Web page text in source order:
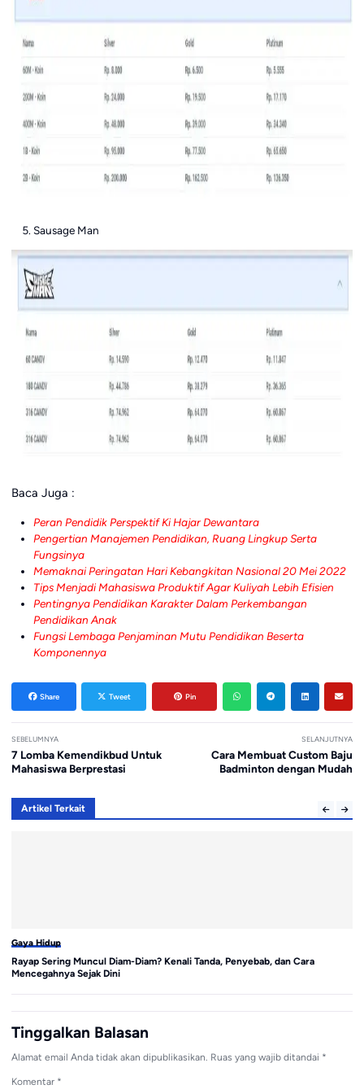
Sausage Man
Baca Juga :
Peran Pendidik Perspektif Ki Hajar Dewantara
Pengertian Manajemen Pendidikan, Ruang Lingkup Serta
Fungsinya
Memaknai Peringatan Hari Kebangkitan Nasional 20 Mei 2022
Tips Menjadi Mahasiswa Produktif Agar Kuliyah Lebih Efisien
Pentingnya Pendidikan Karakter Dalam Perkembangan
Pendidikan Anak
Fungsi Lembaga Penjaminan Mutu Pendidikan Beserta
Komponennya
Share Tweet Pin
SEBELUMNYA
7 Lomba Kemendikbud Untuk
Mahasiswa Berprestasi
SELANJUTNYA
Cara Membuat Custom Baju
Badminton dengan Mudah
Artikel Terkait
Gaya Hidup
Rayap Sering Muncul Diam-Diam? Kenali Tanda, Penyebab, dan Cara
Mencegahnya Sejak Dini
Tinggalkan Balasan
Alamat email Anda tidak akan dipublikasikan. Ruas yang wajib ditandai *
Komentar *